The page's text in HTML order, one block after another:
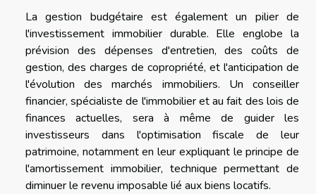
La gestion budgétaire est également un pilier de
l'investissement immobilier durable. Elle englobe la
prévision des dépenses d'entretien, des coûts de
gestion, des charges de copropriété, et l'anticipation de
l'évolution des marchés immobiliers. Un conseiller
financier, spécialiste de l'immobilier et au fait des lois de
finances actuelles, sera à même de guider les
investisseurs dans l'optimisation fiscale de leur
patrimoine, notamment en leur expliquant le principe de
l'amortissement immobilier, technique permettant de
diminuer le revenu imposable lié aux biens locatifs.